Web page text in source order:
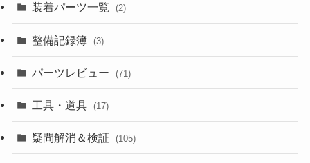
装着パーツ一覧 (2)
整備記録簿 (3)
パーツレビュー (71)
工具・道具 (17)
疑問解消＆検証 (105)